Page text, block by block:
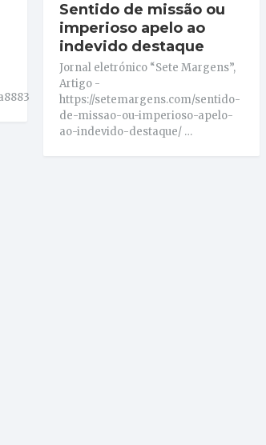
Sentido de missão ou
imperioso apelo ao
indevido destaque
Jornal eletrónico “Sete Margens”,
Artigo -
https://setemargens.com/sentido-
de-missao-ou-imperioso-apelo-
ao-indevido-destaque/ …